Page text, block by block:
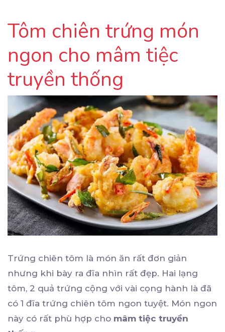
Tôm chiên trứng món
ngon cho mâm tiệc
truyền thống
Trứng chiên tôm là món ăn rất đơn giản
nhưng khi bày ra đĩa nhìn rất đẹp. Hai lạng
tôm, 2 quả trứng cộng với vài cọng hành là đã
có 1 đĩa trứng chiên tôm ngon tuyệt. Món ngon
này có rất phù hợp cho mâm tiệc truyền